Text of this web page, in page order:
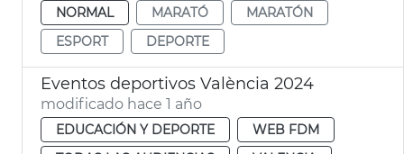
NORMAL MARATÓ
MARATÓN
ESPORT
DEPORTE
Eventos deportivos València 2024
modificado hace 1 año
EDUCACIÓN Y DEPORTE
WEB FDM